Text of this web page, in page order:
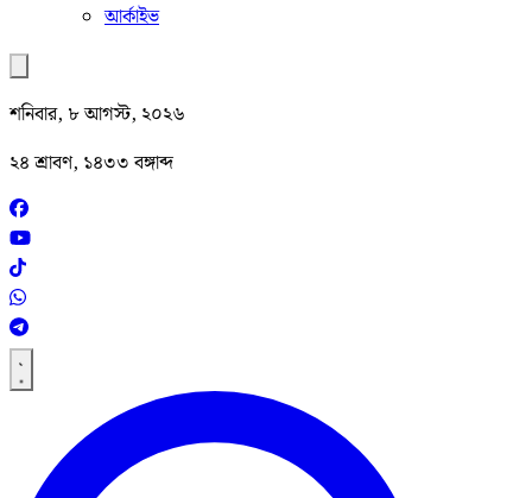
আর্কাইভ
শনিবার, ৮ আগস্ট, ২০২৬
২৪ শ্রাবণ, ১৪৩৩ বঙ্গাব্দ